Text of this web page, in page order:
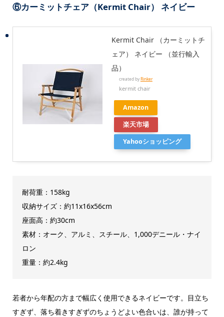
⑥カーミットチェア（Kermit Chair） ネイビー
Kermit Chair （カーミットチ
ェア） ネイビー （並行輸入
品）
created byRinker
kermit chair
Amazon
楽天市場
Yahooショッピング
耐荷重：158kg
収納サイズ：約11x16x56cm
座面高：約30cm
素材：オーク、アルミ、スチール、1,000デニール・ナイ
ロン
重量：約2.4kg
若者から年配の方まで幅広く使用できるネイビーです。目立ち
すぎず、落ち着きすぎずのちょうどよい色合いは、誰が持って